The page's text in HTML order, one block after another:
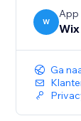
W
App
Wix
Ga